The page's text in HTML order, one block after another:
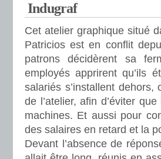
Indugraf
Cet atelier graphique situé
Patricios est en conflit
patrons décidèrent sa
employés apprirent qu’ils
salariés s’installent
de l’atelier, afin d’éviter
machines. Et aussi pour
des salaires en retard et la
Devant l’absence de